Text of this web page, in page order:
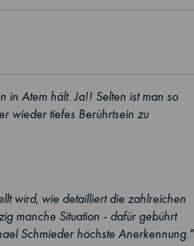
in Atem hält. Ja!! Selten ist man so
wieder tiefes Berührtsein zu
wird, wie detailliert die zahlreichen
manche Situation - dafür gebührt
Schmieder höchste Anerkennung."